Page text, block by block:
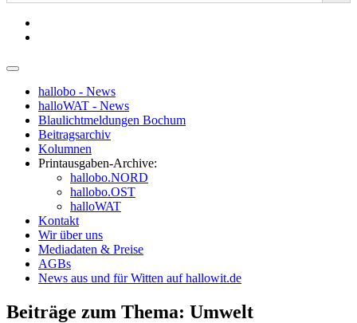
hallobo - News
halloWAT - News
Blaulichtmeldungen Bochum
Beitragsarchiv
Kolumnen
Printausgaben-Archive:
hallobo.NORD
hallobo.OST
halloWAT
Kontakt
Wir über uns
Mediadaten & Preise
AGBs
News aus und für Witten auf hallowit.de
Beiträge zum Thema: Umwelt